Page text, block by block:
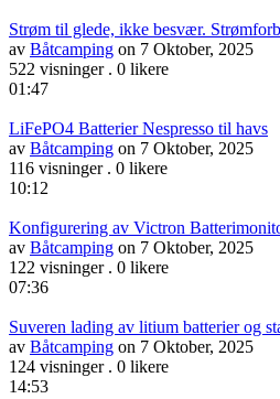
Strøm til glede, ikke besvær.
av Båtcamping on 7 Oktober, 2025
522 visninger . 0 likere
01:47
LiFePO4 Batterier Nespresso til havs
av Båtcamping on 7 Oktober, 2025
116 visninger . 0 likere
10:12
Konfigurering av Victron
av Båtcamping on 7 Oktober, 2025
122 visninger . 0 likere
07:36
Suveren lading av litium batterier og
av Båtcamping on 7 Oktober, 2025
124 visninger . 0 likere
14:53